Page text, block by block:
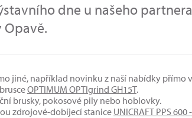
dne u našeho partnera
Opavě.
jiné, například novinku z naší nabídky přímo
OPTIMUM OPTIgrind GH15T.
brusky, pokosové pily nebo hoblovky.
zdrojové-dobíjecí stanice UNICRAFT PPS 600